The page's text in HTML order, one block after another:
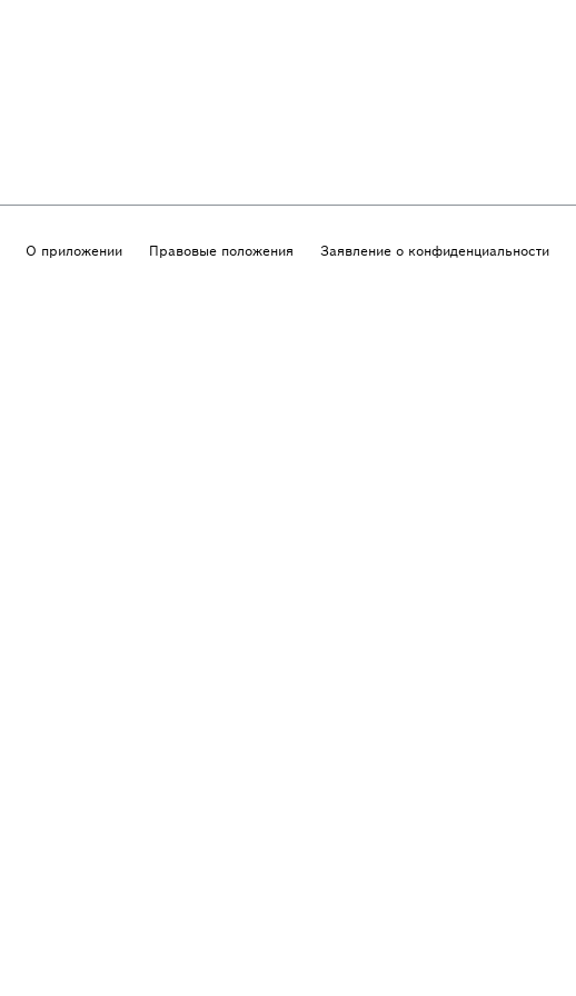
О приложении Правовые положения Заявление о конфиденциальности